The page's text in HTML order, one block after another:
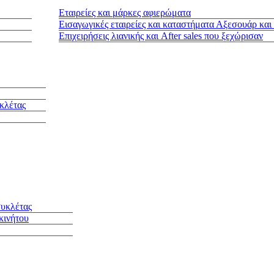
Εταιρείες και μάρκες αφιερώματα
Εισαγωγικές εταιρείες και καταστήματα Αξεσουάρ
Επιχειρήσεις λιανικής και After sales που ξεχώρισαν